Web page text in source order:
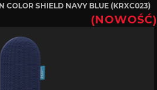
COLOR SHIELD NAVY BLUE (KRXC023)
(NOWOŚĆ)